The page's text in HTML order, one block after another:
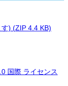
) (ZIP 4.4 KB)
国際 ライセンス